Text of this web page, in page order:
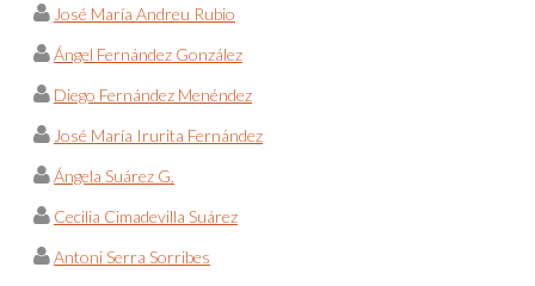
José María Andreu Rubio
Ángel Fernández González
Diego Fernández Menéndez
José María Irurita Fernández
Ángela Suárez G.
Cecilia Cimadevilla Suárez
Antoni Serra Sorribes